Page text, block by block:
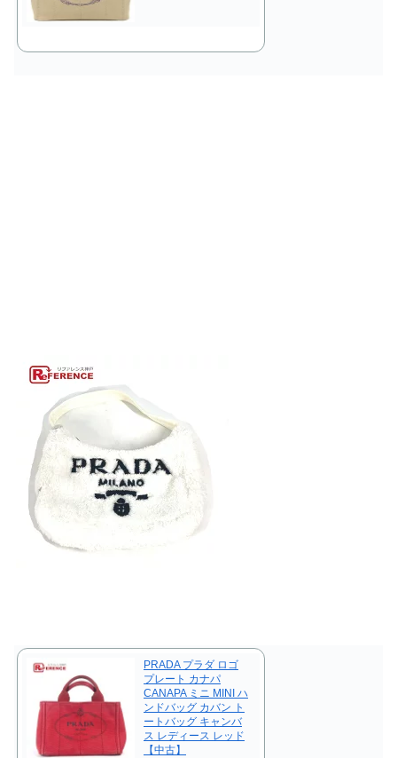
PRADA プラダ ロゴ
プレート カナパ
CANAPA ミニ MINI ハ
ンドバッグ カバン ト
ートバッグ キャンバ
ス レディース レッド
【中古】